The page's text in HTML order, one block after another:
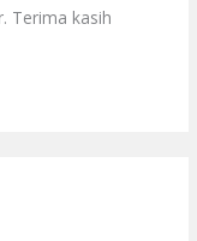
Terima kasih